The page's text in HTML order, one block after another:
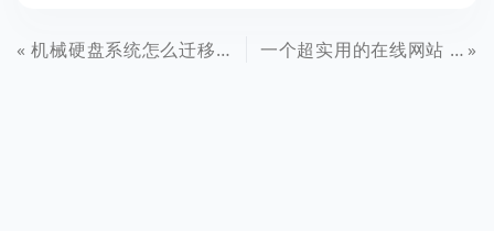
机械硬盘系统怎么迁移固态硬盘 分区助手迁移系统到SSD教程 一个超实用的在线网站 下载系统、听歌、看视频超方便